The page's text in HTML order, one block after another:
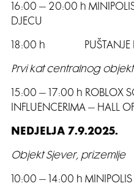
16:00 – 20:00 h MINIPOLIS
DJECU
18:00 h PUŠTANJE
Prvi kat centralnog
15:00 – 17:00 h ROBLOX
INFLUENCERIMA – HALL
NEDJELJA 7.9.2025.
Objekt Sjever, prizemlje
10:00 – 14:00 h MINIPOLIS